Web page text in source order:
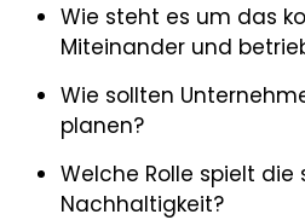
Wie steht es um das
Miteinander und
Wie sollten
planen?
Welche Rolle spielt
Nachhaltigkeit?